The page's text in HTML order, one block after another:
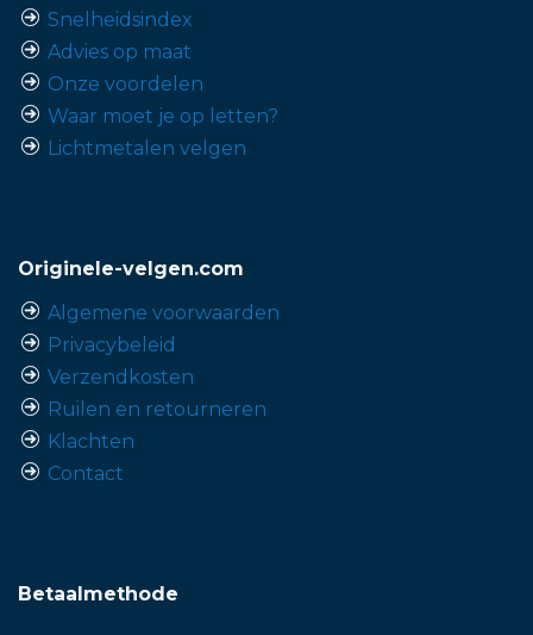
Snelheidsindex
Advies op maat
Onze voordelen
Waar moet je op letten?
Lichtmetalen velgen
Originele-velgen.com
Algemene voorwaarden
Privacybeleid
Verzendkosten
Ruilen en retourneren
Klachten
Contact
Betaalmethode